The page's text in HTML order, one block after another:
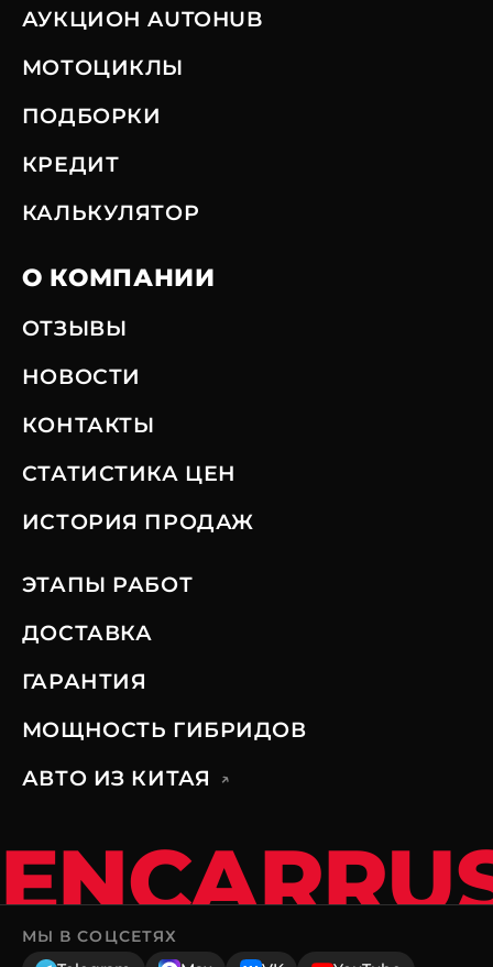
АУКЦИОН AUTOHUB
МОТОЦИКЛЫ
ПОДБОРКИ
КРЕДИТ
КАЛЬКУЛЯТОР
О КОМПАНИИ
ОТЗЫВЫ
НОВОСТИ
КОНТАКТЫ
СТАТИСТИКА ЦЕН
ИСТОРИЯ ПРОДАЖ
ЭТАПЫ РАБОТ
ДОСТАВКА
ГАРАНТИЯ
МОЩНОСТЬ ГИБРИДОВ
АВТО ИЗ КИТАЯ
↗
МЫ В СОЦСЕТЯХ